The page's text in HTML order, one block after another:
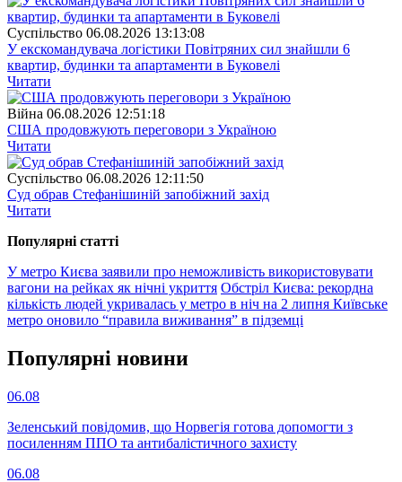
Суспiльство 06.08.2026 13:13:08
У екскомандувача логістики Повітряних сил знайшли 6
квартир, будинки та апартаменти в Буковелі
Читати
Війна 06.08.2026 12:51:18
США продовжують переговори з Україною
Читати
Суспiльство 06.08.2026 12:11:50
Суд обрав Стефанішиній запобіжний захід
Читати
Популярнi статтi
У метро Києва заявили про неможливість використовувати
вагони на рейках як нічні укриття Обстріл Києва: рекордна
кількість людей укривалась у метро в ніч на 2 липня Київське
метро оновило “правила виживання” в підземці
Популярнi новини
06.08
Зеленський повідомив, що Норвегія готова допомогти з
посиленням ППО та антибалістичного захисту
06.08